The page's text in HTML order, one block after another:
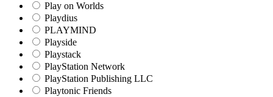
Play on Worlds
Playdius
PLAYMIND
Playside
Playstack
PlayStation Network
PlayStation Publishing LLC
Playtonic Friends